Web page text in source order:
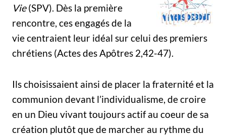
Vie(SPV). Dès la première
rencontre, ces engagés de la
vie centraient leur idéal sur celui des premiers
chrétiens (Actes des Apôtres 2,42-47).
Ils choisissaient ainsi de placer la fraternité et la
communion devant l’individualisme, de croire
en un Dieu vivant toujours actif au coeur de sa
création plutôt que de marcher au rythme du